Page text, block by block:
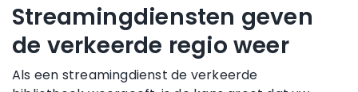
Streamingdiensten geven
de verkeerde regio weer
Als een streamingdienst de verkeerde